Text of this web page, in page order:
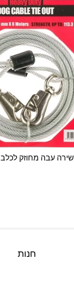
עבה מחוזק לכלב 6 מטר
חנות